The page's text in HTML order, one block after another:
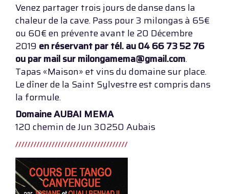
Venez partager trois jours de danse dans la
chaleur de la cave. Pass pour 3 milongas à 65€
ou 60€ en prévente avant le 20 Décembre
2019 en réservant par tél. au 04 66 73 52 76
ou par mail sur milongamema@gmail.com.
Tapas «Maison» et vins du domaine sur place.
Le dîner de la Saint Sylvestre est compris dans
la formule.
Domaine AUBAI MEMA
120 chemin de Jun 30250 Aubais